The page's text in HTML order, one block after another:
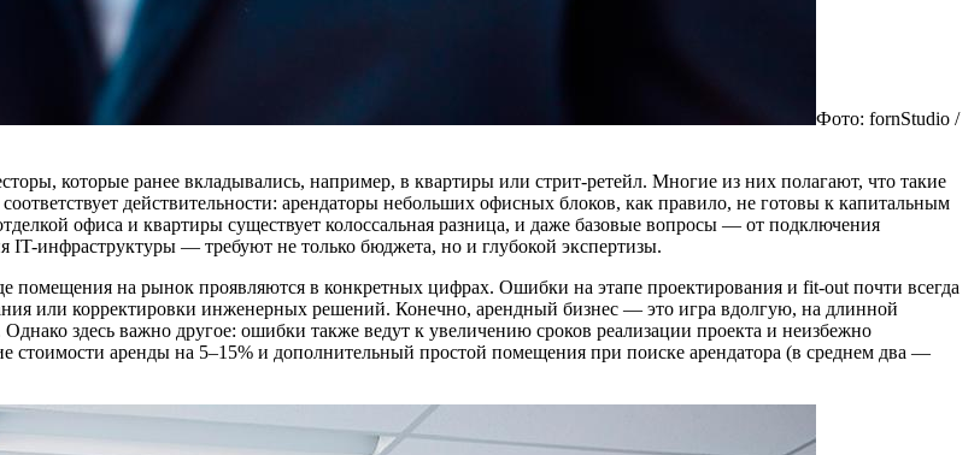
Фото: fornStudio /
которые ранее вкладывались, например, в квартиры или стрит-ретейл. Многие из них полагают, что такие
действительности: арендаторы небольших офисных блоков, как правило, не готовы к капитальным
офиса и квартиры существует колоссальная разница, и даже базовые вопросы — от подключения
инфраструктуры — требуют не только бюджета, но и глубокой экспертизы.
помещения на рынок проявляются в конкретных цифрах. Ошибки на этапе проектирования и fit-out почти всегда
или корректировки инженерных решений. Конечно, арендный бизнес — это игра вдолгую, на длинной
здесь важно другое: ошибки также ведут к увеличению сроков реализации проекта и неизбежно
стоимости аренды на 5–15% и дополнительный простой помещения при поиске арендатора (в среднем два —